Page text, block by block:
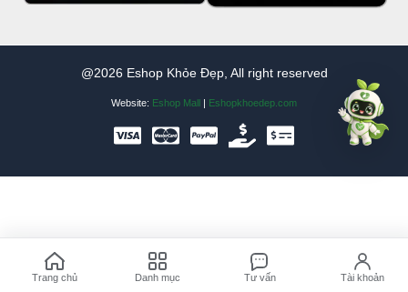
@2026 Eshop Khỏe Đẹp, All right reserved
Website: Eshop Mall | Eshopkhoedep.com
Trang chủ Danh mục Tư vấn Tài khoản